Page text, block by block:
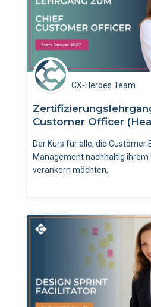
CX-Heroes Team
Customer Officer
Der Kurs für alle, die Customer
Management nachhaltig ihrem
verankern möchten,